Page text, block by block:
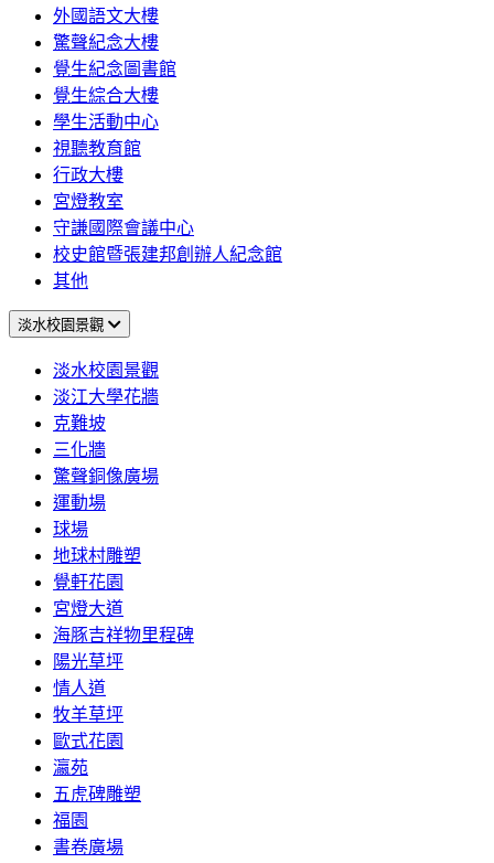
外國語文大樓
驚聲紀念大樓
覺生紀念圖書館
覺生綜合大樓
學生活動中心
視聽教育館
行政大樓
宮燈教室
守謙國際會議中心
校史館暨張建邦創辦人紀念館
其他
淡水校園景觀
淡水校園景觀
淡江大學花牆
克難坡
三化牆
驚聲銅像廣場
運動場
球場
地球村雕塑
覺軒花園
宮燈大道
海豚吉祥物里程碑
陽光草坪
情人道
牧羊草坪
歐式花園
瀛苑
五虎碑雕塑
福園
書卷廣場